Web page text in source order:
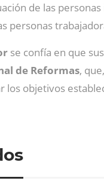
de las
personas
se confía en que
de Reformas,
los objetivos